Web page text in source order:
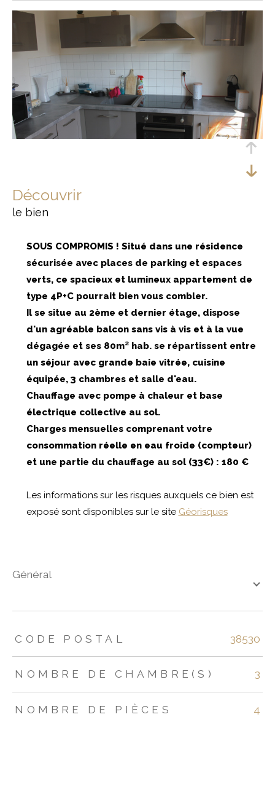
découvrir
le bien
SOUS COMPROMIS ! Situé dans une résidence
sécurisée avec places de parking et espaces
verts, ce spacieux et lumineux appartement de
type 4P+C pourrait bien vous combler.
Il se situe au 2ème et dernier étage, dispose
d'un agréable balcon sans vis à vis et à la vue
dégagée et ses 80m² hab. se répartissent entre
un séjour avec grande baie vitrée, cuisine
équipée, 3 chambres et salle d'eau.
Chauffage avec pompe à chaleur et base
électrique collective au sol.
Charges mensuelles comprenant votre
consommation réelle en eau froide (compteur)
et une partie du chauffage au sol (33€) : 180 €
Les informations sur les risques auxquels ce bien est
exposé sont disponibles sur le site Géorisques
général
TRAD_ZEPHYR_Caracteristique TRAD_ZEPHYR_Valeurs
CODE POSTAL 38530
NOMBRE DE CHAMBRE(S) 3
NOMBRE DE PIÈCES 4